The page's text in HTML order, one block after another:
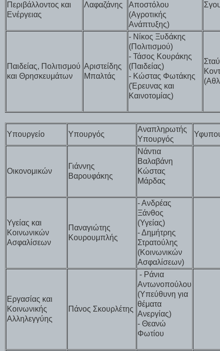
Περιβάλλοντος και
Ενέργειας
Λαφαζάνης
Αποστόλου
(Αγροτικής
Ανάπτυξης)
Παιδείας, Πολιτισμού
και Θρησκευμάτων
Αριστείδης
Μπαλτάς
- Νίκος Ξυδάκης
(Πολιτισμού)
- Τάσος Κουράκης
(Παιδείας)
- Κώστας Φωτάκης
(Έρευνας και
Καινοτομίας)
Υπουργείο Υπουργός
Αναπληρωτής
Υπουργός
Οικονομικών
Γιάννης
Βαρουφάκης
Νάντια
Βαλαβάνη
Κώστας
Μάρδας
Υγείας και
Κοινωνικών
Ασφαλίσεων
Παναγιώτης
Κουρουμπλής
- Ανδρέας
Ξάνθος
(Υγείας)
- Δημήτρης
Στρατούλης
(Κοινωνικών
Ασφαλίσεων)
Εργασίας και
Κοινωνικής
Αλληλεγγύης
Πάνος Σκουρλέτης
- Ράνια
Αντωνοπούλου
(Υπεύθυνη για
θέματα
Ανεργίας)
- Θεανώ
Φωτίου